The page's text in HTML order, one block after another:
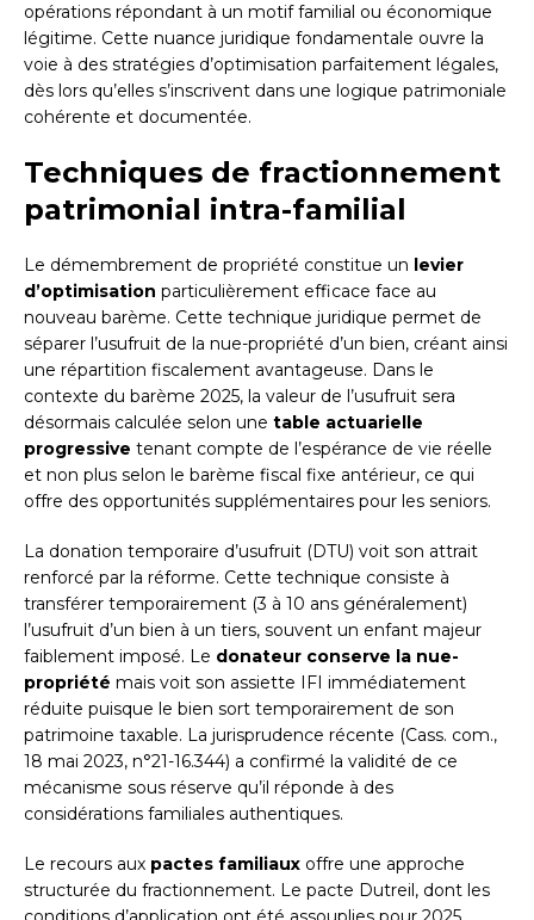
opérations répondant à un motif familial ou économique
légitime. Cette nuance juridique fondamentale ouvre la
voie à des stratégies d’optimisation parfaitement légales,
dès lors qu’elles s’inscrivent dans une logique patrimoniale
cohérente et documentée.
Techniques de fractionnement
patrimonial intra-familial
Le démembrement de propriété constitue un levier
d’optimisation particulièrement efficace face au
nouveau barème. Cette technique juridique permet de
séparer l’usufruit de la nue-propriété d’un bien, créant ainsi
une répartition fiscalement avantageuse. Dans le
contexte du barème 2025, la valeur de l’usufruit sera
désormais calculée selon une table actuarielle
progressive tenant compte de l’espérance de vie réelle
et non plus selon le barème fiscal fixe antérieur, ce qui
offre des opportunités supplémentaires pour les seniors.
La donation temporaire d’usufruit (DTU) voit son attrait
renforcé par la réforme. Cette technique consiste à
transférer temporairement (3 à 10 ans généralement)
l’usufruit d’un bien à un tiers, souvent un enfant majeur
faiblement imposé. Le donateur conserve la nue-
propriété mais voit son assiette IFI immédiatement
réduite puisque le bien sort temporairement de son
patrimoine taxable. La jurisprudence récente (Cass. com.,
18 mai 2023, n°21-16.344) a confirmé la validité de ce
mécanisme sous réserve qu’il réponde à des
considérations familiales authentiques.
Le recours aux pactes familiaux offre une approche
structurée du fractionnement. Le pacte Dutreil, dont les